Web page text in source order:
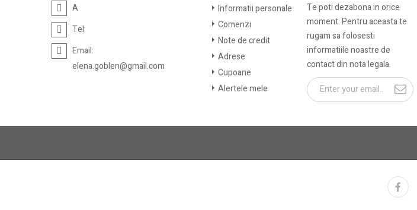
A
Tel:
Email:
elena.goblen@gmail.com
Informatii personale
Comenzi
Note de credit
Adrese
Cupoane
Alertele mele
Te poti dezabona in orice
moment. Pentru aceasta te
rugam sa folosesti
informatiile noastre de
contact din nota legala.